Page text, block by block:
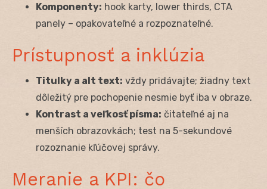
Komponenty: hook karty, lower thirds, CTA
panely – opakovateľné a rozpoznateľné.
Prístupnosť a inklúzia
Titulky a alt text: vždy pridávajte; žiadny text
dôležitý pre pochopenie nesmie byť iba v obraze.
Kontrast a veľkosť písma: čitateľné aj na
menších obrazovkách; test na 5-sekundové
rozoznanie kľúčovej správy.
Meranie a KPI: čo